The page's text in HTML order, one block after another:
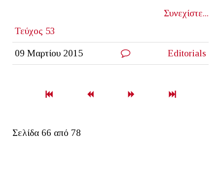
Συνεχίστε...
Τεύχος 53
09 Μαρτίου 2015 Editorials
Σελίδα 66 από 78